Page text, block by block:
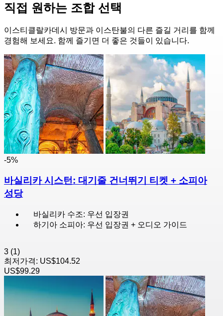
직접 원하는 조합 선택
이스티클랄카데시 방문과 이스탄불의 다른 즐길 거리를 함께
경험해 보세요. 함께 즐기면 더 좋은 것들이 있습니다.
-5%
바실리카 시스턴: 대기줄 건너뛰기 티켓 + 소피아
성당
바실리카 수조: 우선 입장권
하기아 소피아: 우선 입장권 + 오디오 가이드
3 (1)
최저가격: US$104.52
US$99.29